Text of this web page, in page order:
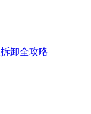
卸全攻略